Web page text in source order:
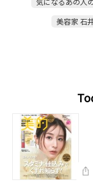
美容家 石